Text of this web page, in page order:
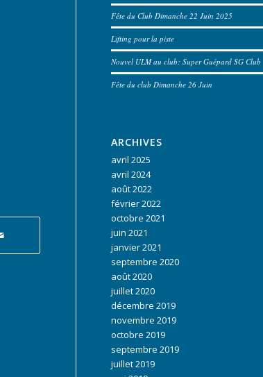
Fête du Club Dimanche 22 Juin 2025
Lifting pour la piste
Nouvel ULM au club: Super Guépard SG Club
Fête du club Dimanche 26 Juin
ARCHIVES
avril 2025
avril 2024
août 2022
février 2022
octobre 2021
juin 2021
janvier 2021
septembre 2020
août 2020
juillet 2020
décembre 2019
novembre 2019
octobre 2019
septembre 2019
juillet 2019